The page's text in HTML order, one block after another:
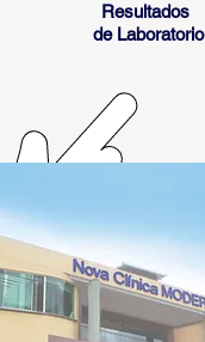
Resultados
de Laboratorio